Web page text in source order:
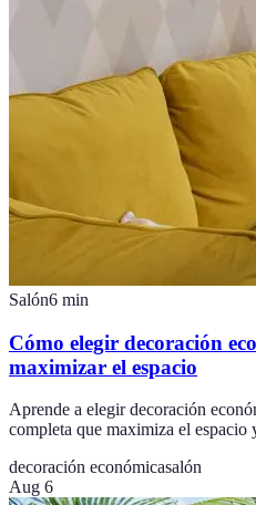
Salón6 min
Cómo elegir decoración
maximizar el espacio
Aprende a elegir decoración
completa que maximiza el espacio
decoración económicasalón
Aug 6